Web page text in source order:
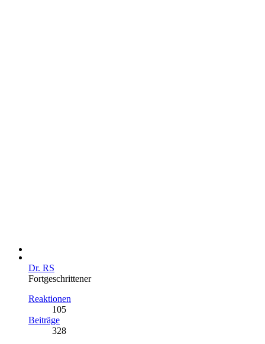
Dr. RS
Fortgeschrittener
Reaktionen
105
Beiträge
328